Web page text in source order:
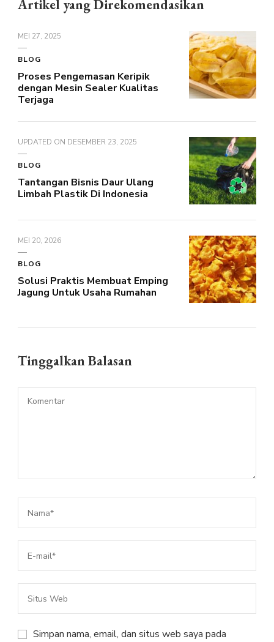
Artikel yang Direkomendasikan
MEI 27, 2025
BLOG
Proses Pengemasan Keripik
dengan Mesin Sealer Kualitas
Terjaga
UPDATED ON DESEMBER 23, 2025
BLOG
Tantangan Bisnis Daur Ulang
Limbah Plastik Di Indonesia
MEI 20, 2026
BLOG
Solusi Praktis Membuat Emping
Jagung Untuk Usaha Rumahan
Tinggalkan Balasan
Simpan nama, email, dan situs web saya pada